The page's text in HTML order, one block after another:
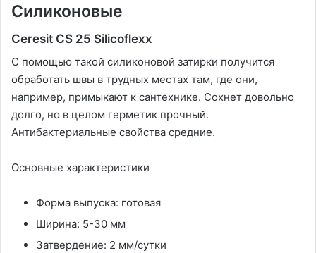
Силиконовые
Ceresit CS 25 Silicoflexx
С помощью такой силиконовой затирки получится
обработать швы в трудных местах там, где они,
например, примыкают к сантехнике. Сохнет довольно
долго, но в целом герметик прочный.
Антибактериальные свойства средние.
Основные характеристики
Форма выпуска: готовая
Ширина: 5-30 мм
Затвердение: 2 мм/сутки